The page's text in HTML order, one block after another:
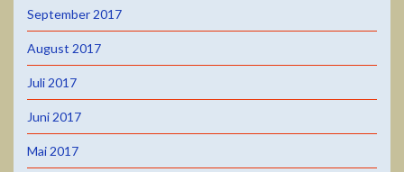
September 2017
August 2017
Juli 2017
Juni 2017
Mai 2017